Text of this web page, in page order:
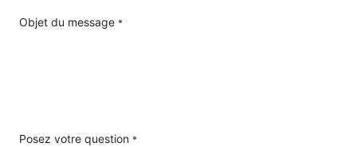
Objet du message *
Posez votre question *